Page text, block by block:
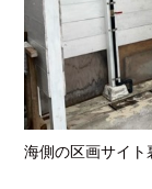
海側の区画サイト